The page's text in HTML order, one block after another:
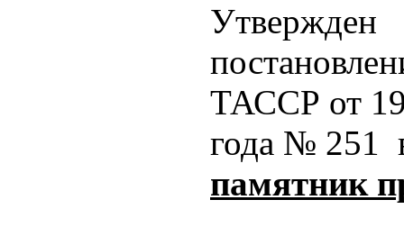
Утвержден
ТАССР от
года № 251
памятник